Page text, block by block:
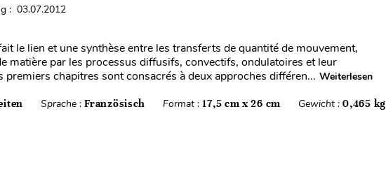
: 03.07.2012
le lien et une synthèse entre les transferts de quantité de mouvement,
matière par les processus diffusifs, convectifs, ondulatoires et leur
premiers chapitres sont consacrés à deux approches différen... Weiterlesen
Sprache :Französisch Format :17,5 cm x 26 cm Gewicht :0,465 kg